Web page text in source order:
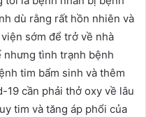
dù rằng rất hồn nhiên và
sớm để trở về nhà
tình trạnh bệnh
tim bẩm sinh và thêm
19 cần phải thở oxy về lâu
tim và tăng áp phổi của